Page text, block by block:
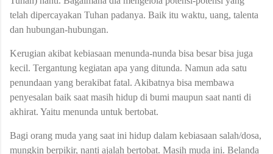
telah dipercayakan Tuhan padanya. Baik itu waktu, uang, talenta
dan hubungan-hubungan.
Kerugian akibat kebiasaan menunda-nunda bisa besar bisa juga
kecil. Tergantung kegiatan apa yang ditunda. Namun ada satu
penundaan yang berakibat fatal. Akibatnya bisa membawa
penyesalan baik saat masih hidup di bumi maupun saat nanti di
akhirat. Yaitu menunda untuk bertobat.
Bagi orang muda yang saat ini hidup dalam kebiasaan salah/dosa,
mungkin berpikir, nanti ajalah bertobat. Masih muda ini. Belanda